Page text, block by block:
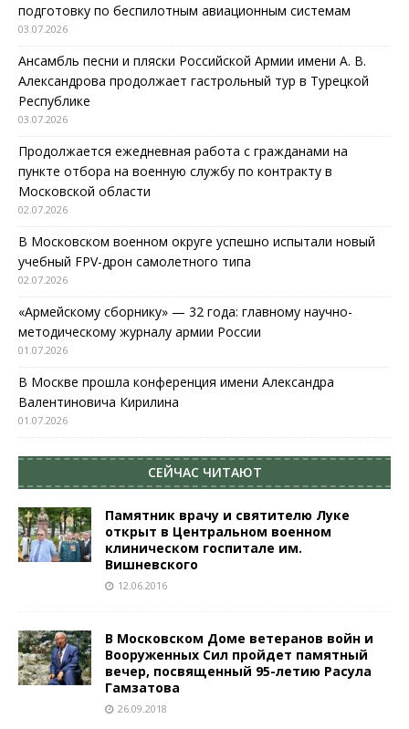
подготовку по беспилотным авиационным системам
03.07.2026
Ансамбль песни и пляски Российской Армии имени А. В.
Александрова продолжает гастрольный тур в Турецкой
Республике
03.07.2026
Продолжается ежедневная работа с гражданами на
пункте отбора на военную службу по контракту в
Московской области
02.07.2026
В Московском военном округе успешно испытали новый
учебный FPV-дрон самолетного типа
02.07.2026
«Армейскому сборнику» — 32 года: главному научно-
методическому журналу армии России
01.07.2026
В Москве прошла конференция имени Александра
Валентиновича Кирилина
01.07.2026
СЕЙЧАС ЧИТАЮТ
Памятник врачу и святителю Луке
открыт в Центральном военном
клиническом госпитале им.
Вишневского
12.06.2016
В Московском Доме ветеранов войн и
Вооруженных Сил пройдет памятный
вечер, посвященный 95-летию Расула
Гамзатова
26.09.2018